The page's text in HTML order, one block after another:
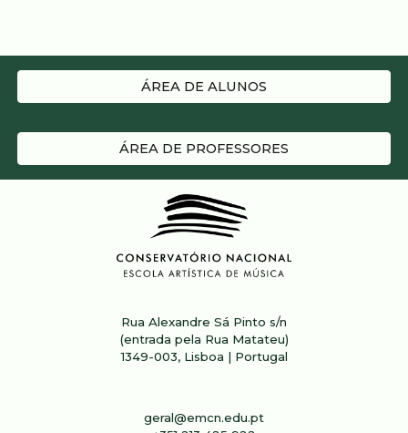
ÁREA DE ALUNOS
ÁREA DE PROFESSORES
Rua Alexandre Sá Pinto s/n
(entrada pela Rua Matateu)
1349-003, Lisboa | Portugal
geral@emcn.edu.pt